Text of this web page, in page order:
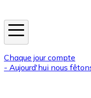
Chaque jour compte
- Aujourd'hui nous